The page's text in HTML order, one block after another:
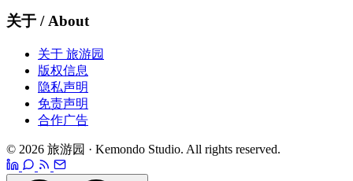
关于 / About
关于 旅游园
版权信息
隐私声明
免责声明
合作广告
© 2026 旅游园 · Kemondo Studio. All rights reserved.